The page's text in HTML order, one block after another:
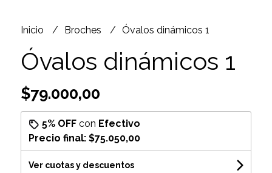
Inicio Broches Óvalos dinámicos 1
Óvalos dinámicos 1
$79.000,00
5% OFFcon Efectivo
Precio final: $75.050,00
Ver cuotas y descuentos